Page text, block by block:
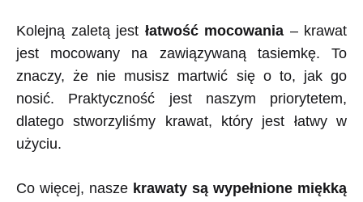
Kolejną zaletą jest łatwość mocowania – krawat
jest mocowany na zawiązywaną tasiemkę. To
znaczy, że nie musisz martwić się o to, jak go
nosić. Praktyczność jest naszym priorytetem,
dlatego stworzyliśmy krawat, który jest łatwy w
użyciu.
Co więcej, nasze krawaty są wypełnione miękką